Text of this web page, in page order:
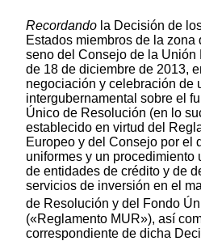
Recordando la Decisión de
Estados miembros de la zona
seno del Consejo de la Unión
de 18 de diciembre de 2013,
negociación y celebración de
intergubernamental sobre el
Único de Resolución (en lo
establecido en virtud del
Europeo y del Consejo por el
uniformes y un procedimiento
de entidades de crédito y de
servicios de inversión en el
de Resolución y del Fondo
(«Reglamento MUR»), así
correspondiente de dicha